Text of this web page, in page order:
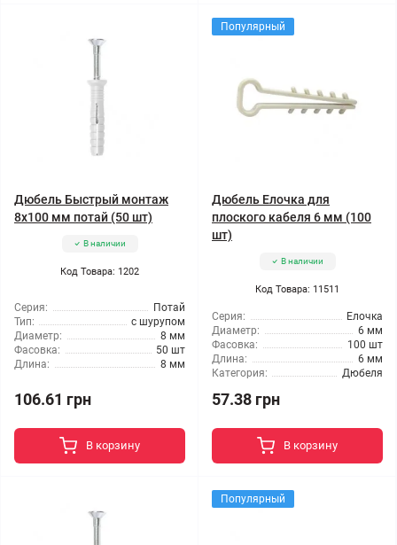
Дюбель Быстрый монтаж
8x100 мм потай (50 шт)
В наличии
Код Товара: 1202
Серия:
Потай
Тип:
с шурупом
Диаметр:
8 мм
Фасовка:
50 шт
Длина:
8 мм
106.61 грн
В корзину
Популярный
Дюбель Елочка для
плоского кабеля 6 мм (100
шт)
В наличии
Код Товара: 11511
Серия:
Елочка
Диаметр:
6 мм
Фасовка:
100 шт
Длина:
6 мм
Категория:
Дюбеля
57.38 грн
В корзину
Популярный